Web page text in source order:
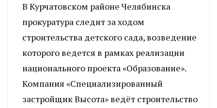
В Курчатовском районе Челябинска
прокуратура следит за ходом
строительства детского сада, возведение
которого ведется в рамках реализации
национального проекта «Образование».
Компания «Специализированный
застройщик Высота» ведёт строительство